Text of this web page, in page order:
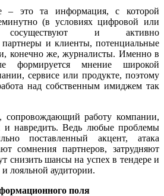
– это та информация, с которой
(в условиях цифровой или
сосуществуют и активно
и клиенты, потенциальные
конечно же, журналисты. Именно в
формируется мнение широкой
сервисе или продукте, поэтому
над собственным имиджем так
работу компании,
и навредить. Ведь любые проблемы
поставленный акцент, атака
сомнения партнеров, затрудняют
снизить шансы на успех в тендере и
лояльной аудитории.
поля